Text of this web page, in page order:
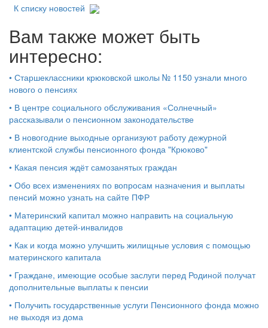
К списку новостей
Вам также может быть
интересно:
• Старшеклассники крюковской школы № 1150 узнали много
нового о пенсиях
• В центре социального обслуживания «Солнечный»
рассказывали о пенсионном законодательстве
• В новогодние выходные организуют работу дежурной
клиентской службы пенсионного фонда "Крюково"
• Какая пенсия ждёт самозанятых граждан
• Обо всех изменениях по вопросам назначения и выплаты
пенсий можно узнать на сайте ПФР
• Материнский капитал можно направить на социальную
адаптацию детей-инвалидов
• Как и когда можно улучшить жилищные условия с помощью
материнского капитала
• Граждане, имеющие особые заслуги перед Родиной получат
дополнительные выплаты к пенсии
• Получить государственные услуги Пенсионного фонда можно
не выходя из дома